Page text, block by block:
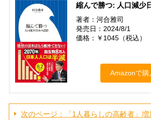
縮んで勝つ: 人口減少
著者：河合雅司
発売日：2024/8/1
価格：￥1045（税込）
Amazonで購
次のページ：「1人暮らしの高齢者」